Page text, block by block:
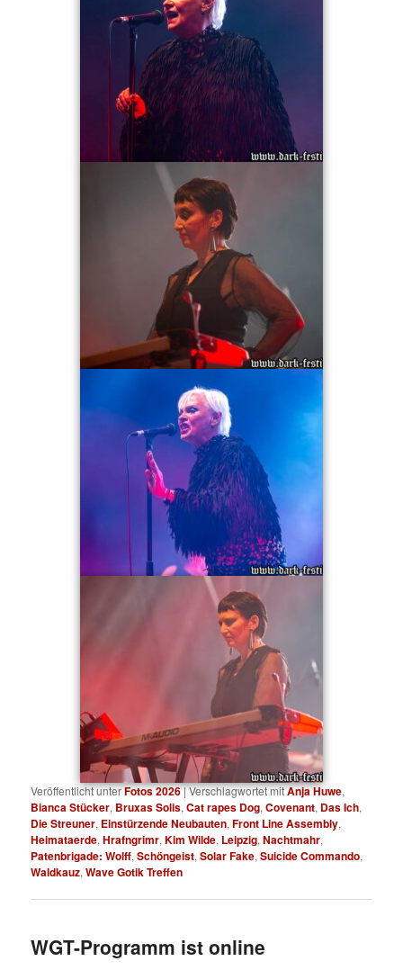
Veröffentlicht unterFotos 2026|Verschlagwortet mitAnja Huwe,
Bianca Stücker, Bruxas Solis,Cat rapes Dog,Covenant, Das Ich,
Die Streuner, Einstürzende Neubauten,Front Line Assembly,
Heimataerde,Hrafngrimr,Kim Wilde, Leipzig,Nachtmahr,
Patenbrigade: Wolff,Schöngeist,Solar Fake,Suicide Commando,
Waldkauz,Wave Gotik Treffen
WGT-Programm ist online